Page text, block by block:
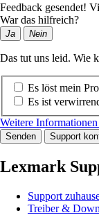
Feedback gesendet!
War das hilfreich?
Ja Nein
Das tut uns leid. Wie
Es löst mein
Es ist
Weitere
Senden Support
Lexmark
Support
Treiber &